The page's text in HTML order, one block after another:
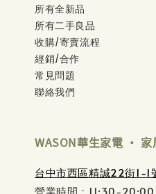
所有全新品
所有二手良品
收購/寄賣流程
經銷/合作
常見問題
聯絡我們
WASON華生家電 ‧ 家
台中市西區精誠22街1-1